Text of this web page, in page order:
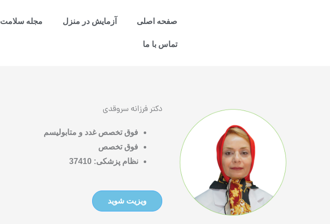
صفحه اصلی آزمایش در منزل مجله سلامت
تماس با ما
دکتر فرزانه سروقدی
فوق تخصص غدد و متابولیسم
فوق تخصص
نظام پزشکی: 37410
ویزیت شوید